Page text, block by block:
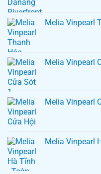
Melia Vinpearl
Melia Vinpearl
Melia Vinpearl
Melia Vinpearl